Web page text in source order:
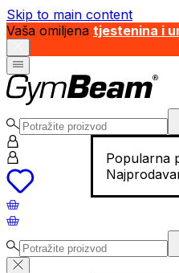
Skip to main content
Vaša omiljena tjestenina i
Popularna